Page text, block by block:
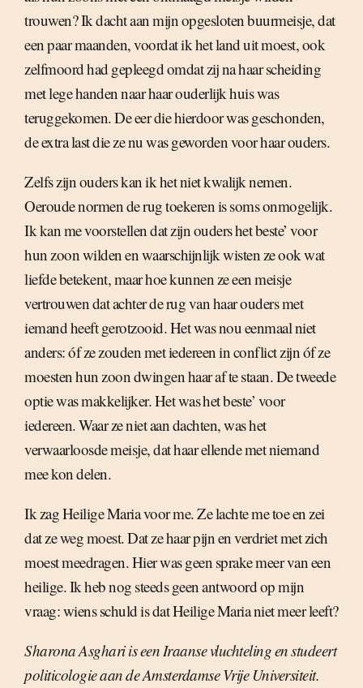
trouwen? Ik dacht aan mijn opgesloten buurmeisje, dat
een paar maanden, voordat ik het land uit moest, ook
zelfmoord had gepleegd omdat zij na haar scheiding
met lege handen naar haar ouderlijk huis was
teruggekomen. De eer die hierdoor was geschonden,
de extra last die ze nu was geworden voor haar ouders.
Zelfs zijn ouders kan ik het niet kwalijk nemen.
Oeroude normen de rug toekeren is soms onmogelijk.
Ik kan me voorstellen dat zijn ouders het beste’ voor
hun zoon wilden en waarschijnlijk wisten ze ook wat
liefde betekent, maar hoe kunnen ze een meisje
vertrouwen dat achter de rug van haar ouders met
iemand heeft gerotzooid. Het was nou eenmaal niet
anders: óf ze zouden met iedereen in conflict zijn óf ze
moesten hun zoon dwingen haar af te staan. De tweede
optie was makkelijker. Het was het beste’ voor
iedereen. Waar ze niet aan dachten, was het
verwaarloosde meisje, dat haar ellende met niemand
mee kon delen.
Ik zag Heilige Maria voor me. Ze lachte me toe en zei
dat ze weg moest. Dat ze haar pijn en verdriet met zich
moest meedragen. Hier was geen sprake meer van een
heilige. Ik heb nog steeds geen antwoord op mijn
vraag: wiens schuld is dat Heilige Maria niet meer leeft?
Sharona Asghari is een Iraanse vluchteling en studeert
politicologie aan de Amsterdamse Vrije Universiteit.